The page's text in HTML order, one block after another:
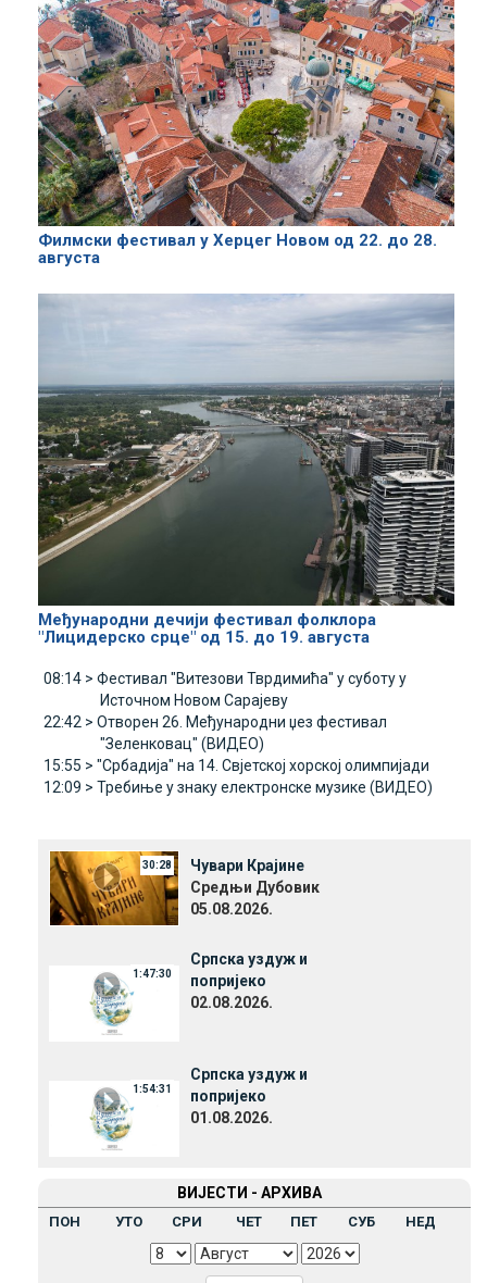
Филмски фестивал у Херцег Новом од 22. до 28.
августа
Међународни дечији фестивал фолклора
"Лицидерско срце" од 15. до 19. августа
08:14 > Фестивал "Витезови Тврдимића" у суботу у
Источном Новом Сарајеву
22:42 > Отворен 26. Међународни џез фестивал
"Зеленковац" (ВИДЕО)
15:55 > "Србадија" на 14. Свјетској хорској олимпијади
12:09 > Требиње у знаку електронске музике (ВИДЕО)
30:28
Чувари Крајине
Средњи Дубовик
05.08.2026.
1:47:30
Српска уздуж и
попријеко
02.08.2026.
1:54:31
Српска уздуж и
попријеко
01.08.2026.
ВИЈЕСТИ - АРХИВА
ПОН УТО СРИ ЧЕТ ПЕТ СУБ НЕД